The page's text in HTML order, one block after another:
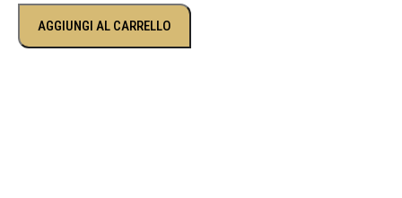
AGGIUNGI AL CARRELLO